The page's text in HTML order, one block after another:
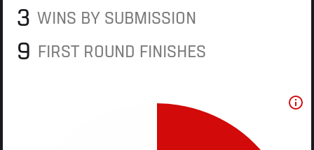
3 WINS BY SUBMISSION
9 FIRST ROUND FINISHES